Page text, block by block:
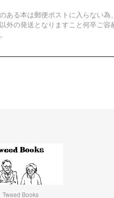
ある本は郵便ポストに入らない為
外の発送となりますこと何卒ご容
Books